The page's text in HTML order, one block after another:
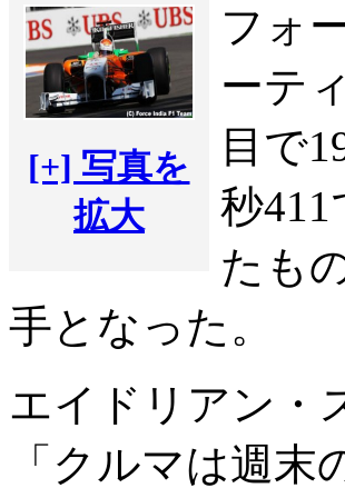
[+] 写真を
拡大
フォ
ーテ
目で
秒
たも
手となった。
エイドリアン・
「クルマは週